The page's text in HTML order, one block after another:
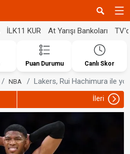
İLK11 KUR At Yarışı Bankoları
Puan Durumu Canlı Skor
NBA Lakers, Rui Hachimura ile
İleri